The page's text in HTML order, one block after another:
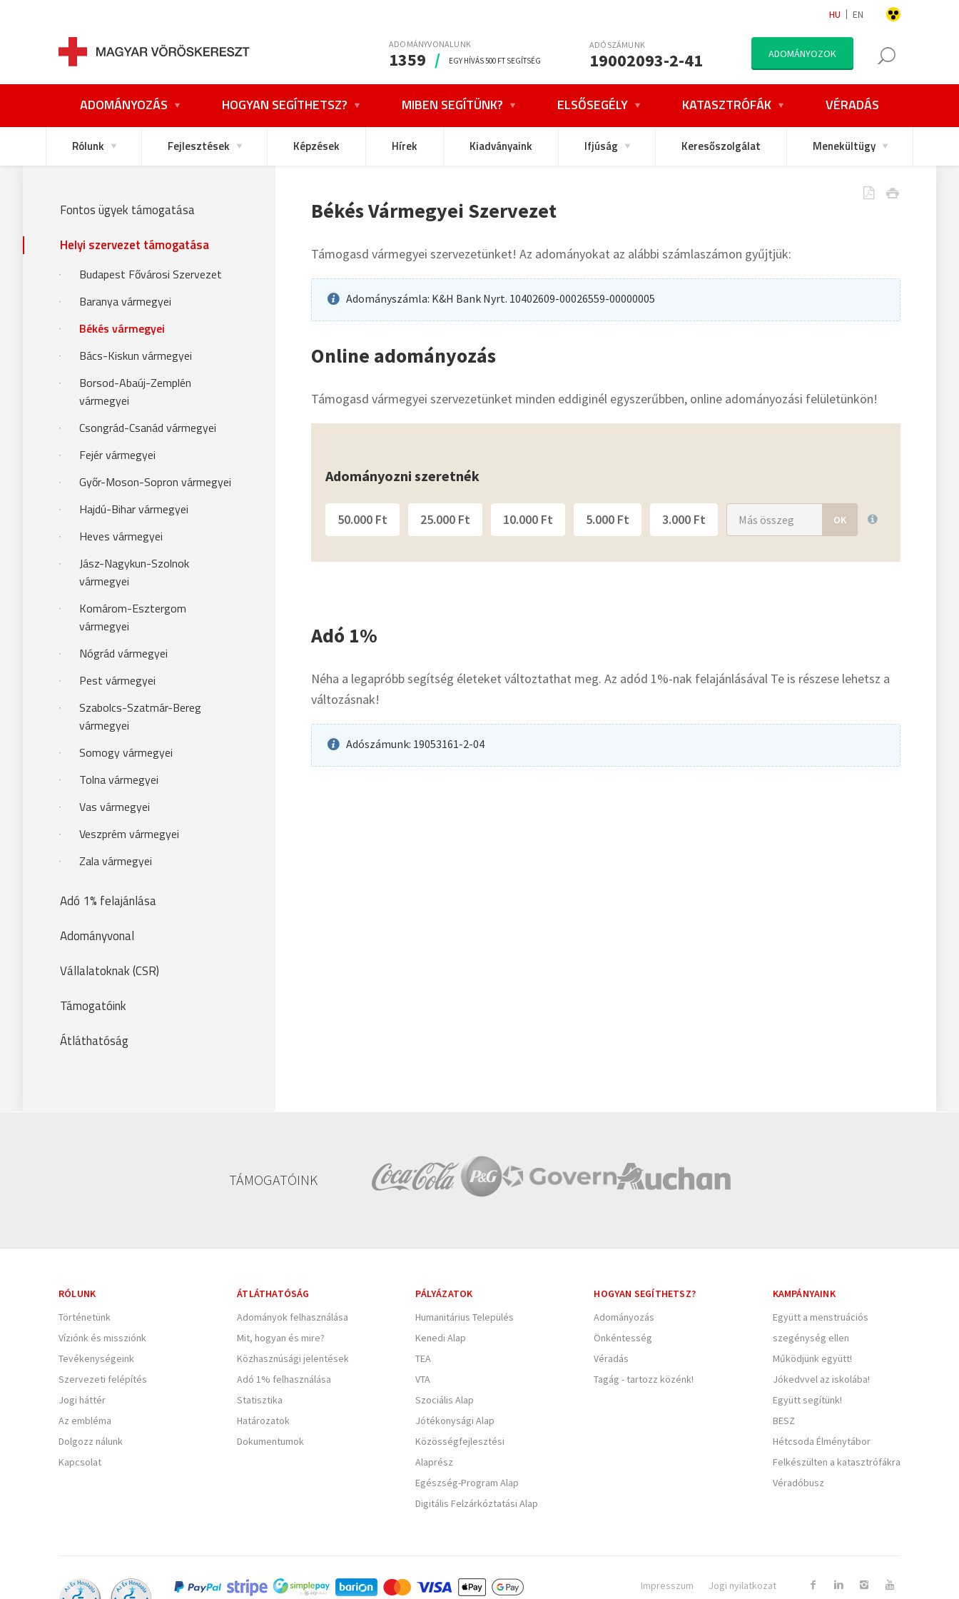
HU EN
ADOMÁNYVONALUNK
1359 / EGY HÍVÁS 500 FT SEGÍTSÉG
ADÓSZÁMUNK
19002093-2-41 ADOMÁNYOZOK
ADOMÁNYOZÁS HOGYAN SEGÍTHETSZ? MIBEN SEGÍTÜNK? ELSŐSEGÉLY KATASZTRÓFÁK VÉRADÁS
Rólunk Fejlesztések Képzések Hírek Kiadványaink Ifjúság Keresőszolgálat Menekültügy
Békés Vármegyei Szervezet
Támogasd vármegyei szervezetünket! Az adományokat az alábbi számlaszámon gyűjtjük:
Adományszámla: K&H Bank Nyrt. 10402609-00026559-00000005
Online adományozás
Támogasd vármegyei szervezetünket minden eddiginél egyszerűbben, online adományozási felületünkön!
Adományozni szeretnék
50.000 Ft 25.000 Ft 10.000 Ft 5.000 Ft 3.000 Ft
Adó 1%
Néha a legapróbb segítség életeket változtathat meg. Az adód 1%-nak felajánlásával Te is részese lehetsz a
változásnak!
Adószámunk: 19053161-2-04
Fontos ügyek támogatása
Helyi szervezet támogatása
Budapest Fővárosi Szervezet
Baranya vármegyei
Békés vármegyei
Bács-Kiskun vármegyei
Borsod-Abaúj-Zemplén
vármegyei
Csongrád-Csanád vármegyei
Fejér vármegyei
Győr-Moson-Sopron vármegyei
Hajdú-Bihar vármegyei
Heves vármegyei
Jász-Nagykun-Szolnok
vármegyei
Komárom-Esztergom
vármegyei
Nógrád vármegyei
Pest vármegyei
Szabolcs-Szatmár-Bereg
vármegyei
Somogy vármegyei
Tolna vármegyei
Vas vármegyei
Veszprém vármegyei
Zala vármegyei
Adó 1% felajánlása
Adományvonal
Vállalatoknak (CSR)
Támogatóink
Átláthatóság
TÁMOGATÓINK
RÓLUNK
Történetünk
Víziónk és missziónk
Tevékenységeink
Szervezeti felépítés
Jogi háttér
Az embléma
Dolgozz nálunk
Kapcsolat
ÁTLÁTHATÓSÁG
Adományok felhasználása
Mit, hogyan és mire?
Közhasznúsági jelentések
Adó 1% felhasználása
Statisztika
Határozatok
Dokumentumok
PÁLYÁZATOK
Humanitárius Település
Kenedi Alap
TEA
VTA
Szociális Alap
Jótékonysági Alap
Közösségfejlesztési
Alaprész
Egészség-Program Alap
Digitális Felzárkóztatási Alap
HOGYAN SEGÍTHETSZ?
Adományozás
Önkéntesség
Véradás
Tagág - tartozz közénk!
KAMPÁNYAINK
Együtt a menstruációs
szegénység ellen
Működjünk együtt!
Jókedvvel az iskolába!
Együtt segítünk!
BESZ
Hétcsoda Élménytábor
Felkészülten a katasztrófákra
Véradóbusz
Impresszum Jogi nyilatkozat